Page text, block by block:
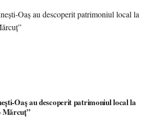
Oaș au descoperit patrimoniul local la
Mărcuț”